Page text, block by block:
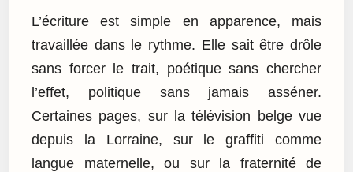
L’écriture est simple en apparence, mais
travaillée dans le rythme. Elle sait être drôle
sans forcer le trait, poétique sans chercher
l’effet, politique sans jamais asséner.
Certaines pages, sur la télévision belge vue
depuis la Lorraine, sur le graffiti comme
langue maternelle, ou sur la fraternité de